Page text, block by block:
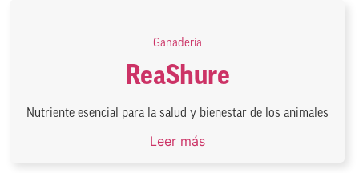
Ganadería
ReaShure
Nutriente esencial para la salud y bienestar de los animales
Leer más